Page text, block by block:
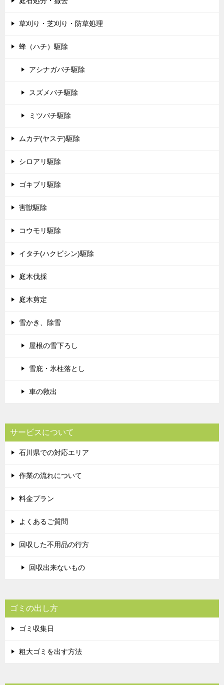
草刈り・芝刈り・防草処理
蜂（ハチ）駆除
アシナガバチ駆除
スズメバチ駆除
ミツバチ駆除
ムカデ(ヤスデ)駆除
シロアリ駆除
ゴキブリ駆除
害獣駆除
コウモリ駆除
イタチ(ハクビシン)駆除
庭木伐採
庭木剪定
雪かき、除雪
屋根の雪下ろし
雪庇・氷柱落とし
車の救出
サービスについて
石川県での対応エリア
作業の流れについて
料金プラン
よくあるご質問
回収した不用品の行方
回収出来ないもの
ゴミの出し方
ゴミ収集日
粗大ゴミを出す方法